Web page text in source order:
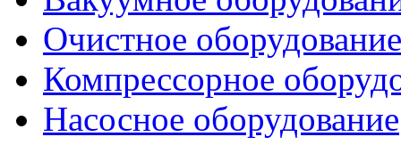
Очистное оборудование
Компрессорное
Насосное оборудование